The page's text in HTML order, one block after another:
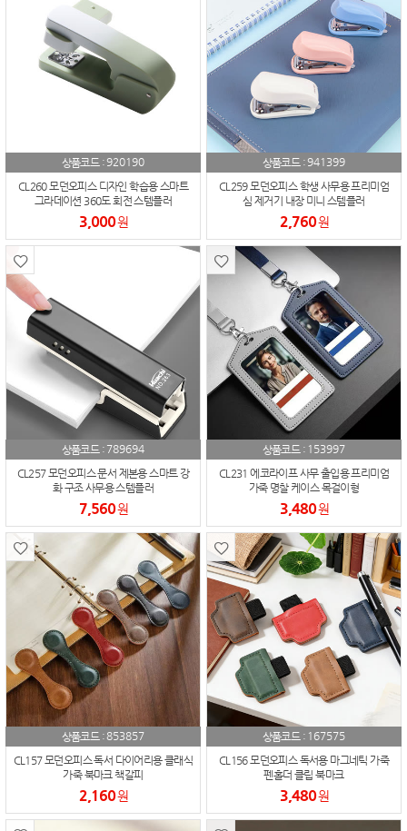
상품코드 :920190
CL260 모던오피스 디자인 학습용 스마트
그라데이션 360도 회전 스템플러
3,000원
상품코드 :941399
CL259 모던오피스 학생 사무용 프리미엄
심 제거기 내장 미니 스템플러
2,760원
상품코드 : 789694
CL257 모던오피스 문서 제본용 스마트 강
화 구조 사무용 스템플러
7,560원
상품코드 : 153997
CL231 에코라이프 사무 출입용 프리미엄
가죽 명찰 케이스 목걸이형
3,480원
상품코드 :853857
CL157 모던오피스 독서 다이어리용 클래식
가죽 북마크 책갈피
2,160원
상품코드 : 167575
CL156 모던오피스 독서용 마그네틱 가죽
펜홀더 클립 북마크
3,480원